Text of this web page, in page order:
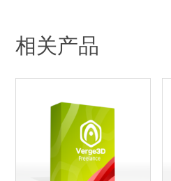
相关产品